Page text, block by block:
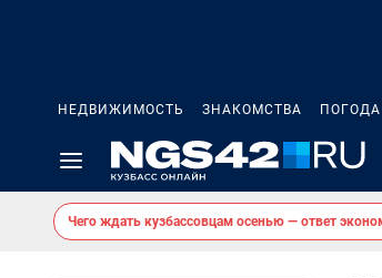
НЕДВИЖИМОСТЬ ЗНАКОМСТВА ПОГОДА
Чего ждать кузбассовцам осенью — ответ